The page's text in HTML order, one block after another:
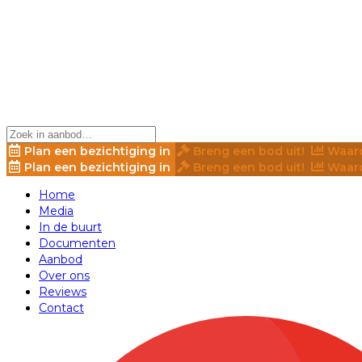
Plan een bezichtiging in Breng een bod uit!
Plan een bezichtiging in
Breng een bod uit!
Home
Media
In de buurt
Documenten
Aanbod
Over ons
Reviews
Contact